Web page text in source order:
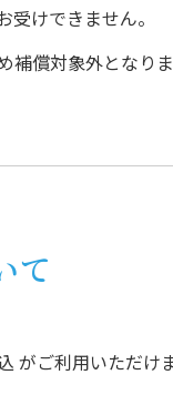
けできません。
償対象外となりま
て
がご利用いただけま